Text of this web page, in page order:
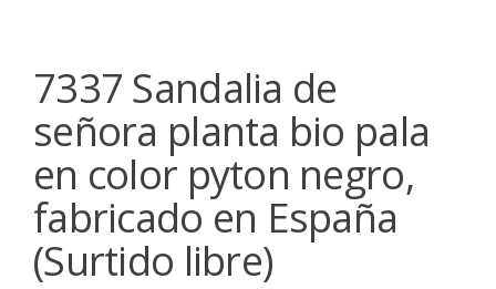
7337 Sandalia de
señora planta bio pala
en color pyton negro,
fabricado en España
(Surtido libre)